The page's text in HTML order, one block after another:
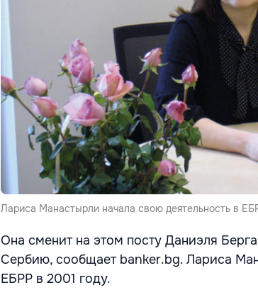
Лариса Манастырли начала свою деятельность в
Она сменит на этом посту Даниэля
Сербию, сообщает banker.bg. Лариса
ЕБРР в 2001 году.